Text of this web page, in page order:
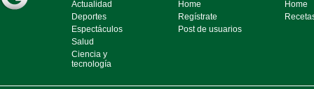
Actualidad
Deportes
Espectáculos
Salud
Ciencia y
tecnología
Home
Regístrate
Post de usuarios
Home